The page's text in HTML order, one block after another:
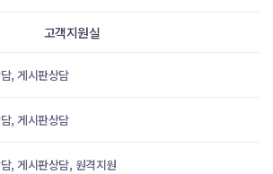
고객지원실
, 게시판상담
, 게시판상담
, 게시판상담, 원격지원